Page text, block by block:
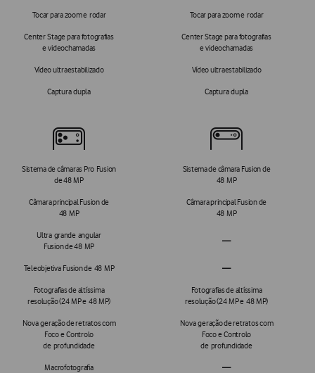
Tocar para zoom e rodar
Center Stage para fotografias
e videochamadas
Vídeo ultraestabilizado
Captura dupla
Tocar para zoom e rodar
Center Stage para fotografias
e videochamadas
Vídeo ultraestabilizado
Captura dupla
Sistema de câmaras Pro Fusion
de 48 MP
Câmara principal Fusion de
48 MP
Ultra grande angular
Fusion de 48 MP
Teleobjetiva Fusion de 48 MP
Fotografias de altíssima
resolução (24 MP e 48 MP)
Nova geração de retratos com
Foco e Controlo
de profundidade
Macrofotografia
Sistema de câmara Fusion de
48 MP
Câmara principal Fusion de
48 MP
—
—
Fotografias de altíssima
resolução (24 MP e 48 MP)
Nova geração de retratos com
Foco e Controlo
de profundidade
—